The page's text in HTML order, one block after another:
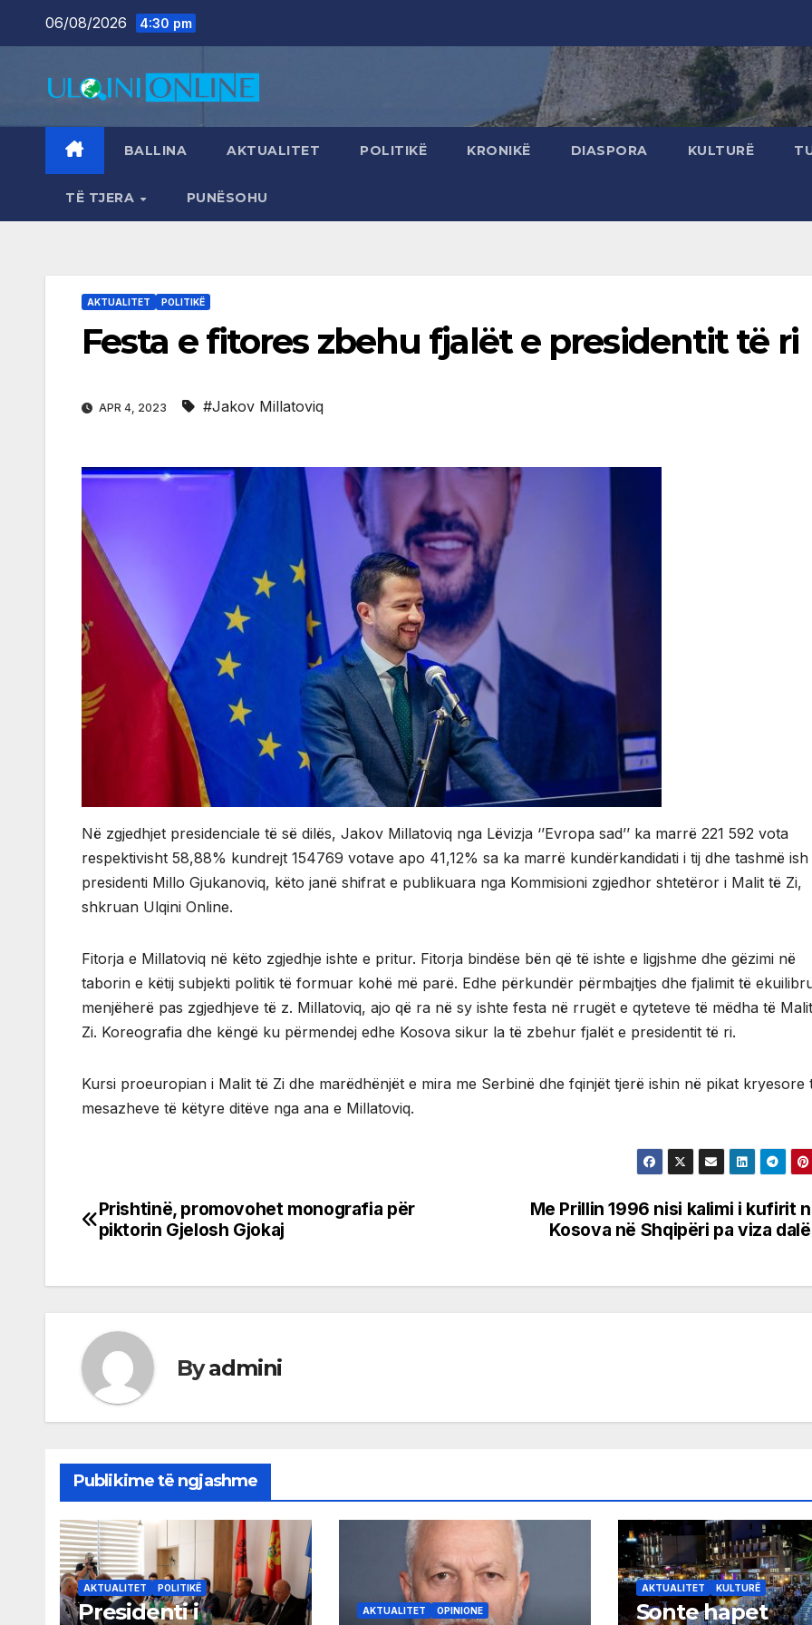
06/08/2026 4:30 pm
BALLINA AKTUALITET POLITIKË KRONIKË DIASPORA KULTURË
TË TJERA PUNËSOHU
AKTUALITET POLITIKË
Festa e fitores zbehu fjalët e presidentit të ri
APR 4, 2023 #Jakov Millatoviq
Në zgjedhjet presidenciale të së dilës, Jakov Millatoviq nga Lëvizja ‘’Evropa sad’’ ka marrë 221 592 vota
respektivisht 58,88% kundrejt 154769 votave apo 41,12% sa ka marrë kundërkandidati i tij dhe tashmë ish
presidenti Millo Gjukanoviq, këto janë shifrat e publikuara nga Kommisioni zgjedhor shtetëror i Malit të Zi,
shkruan Ulqini Online.
Fitorja e Millatoviq në këto zgjedhje ishte e pritur. Fitorja bindëse bën që të ishte e ligjshme dhe gëzimi në
taborin e këtij subjekti politik të formuar kohë më parë. Edhe përkundër përmbajtjes dhe fjalimit të
menjëherë pas zgjedhjeve të z. Millatoviq, ajo që ra në sy ishte festa në rrugët e qyteteve të mëdha të
Zi. Koreografia dhe këngë ku përmendej edhe Kosova sikur la të zbehur fjalët e presidentit të ri.
Kursi proeuropian i Malit të Zi dhe marëdhënjët e mira me Serbinë dhe fqinjët tjerë ishin në pikat kryesore
mesazheve të këtyre ditëve nga ana e Millatoviq.
Post
Me Prillin 1996 nisi kalimi i kufirit
Kosova në Shqipëri pa viza
Prishtinë, promovohet monografia për
piktorin Gjelosh Gjokaj
Byadmini
Publikime të ngjashme
AKTUALITET POLITIKË
Presidenti i
AKTUALITET OPINIONE
AKTUALITET KULTURË
Sonte hapet